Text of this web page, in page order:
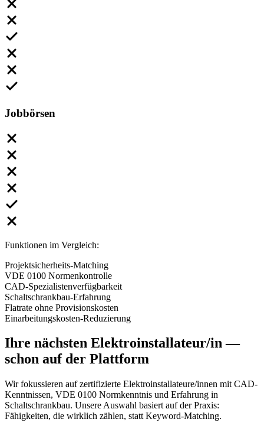
Jobbörsen
Funktionen im Vergleich:
Projektsicherheits-Matching
VDE 0100 Normenkontrolle
CAD-Spezialistenverfügbarkeit
Schaltschrankbau-Erfahrung
Flatrate ohne Provisionskosten
Einarbeitungskosten-Reduzierung
Ihre nächsten Elektroinstallateur/in—
schon auf der Plattform
Wir fokussieren auf zertifizierte Elektroinstallateure/innen mit CAD-
Kenntnissen, VDE 0100 Normkenntnis und Erfahrung in
Schaltschrankbau. Unsere Auswahl basiert auf der Praxis:
Fähigkeiten, die wirklich zählen, statt Keyword-Matching.